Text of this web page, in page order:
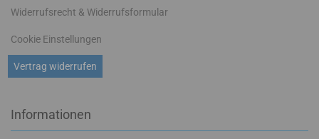
Widerrufsrecht & Widerrufsformular
Vertrag widerrufen
Cookie Einstellungen
Informationen